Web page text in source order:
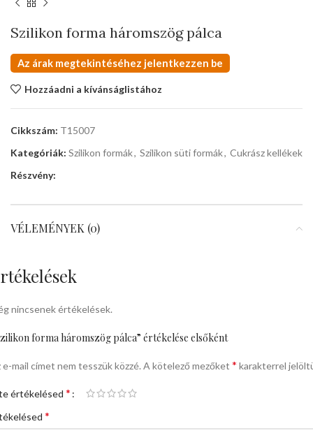
Szilikon forma háromszög pálca
Az árak megtekintéséhez jelentkezzen be
Hozzáadni a kívánságlistához
Cikkszám: T15007
Kategóriák: Szilikon formák, Szilikon süti formák, Cukrász kellékek
Részvény:
VÉLEMÉNYEK (0)
nincsenek értékelések.
forma háromszög pálca” értékelése elsőként
e-mail címet nem tesszük közzé. A kötelező mezőket * karakterrel
értékelésed *
*